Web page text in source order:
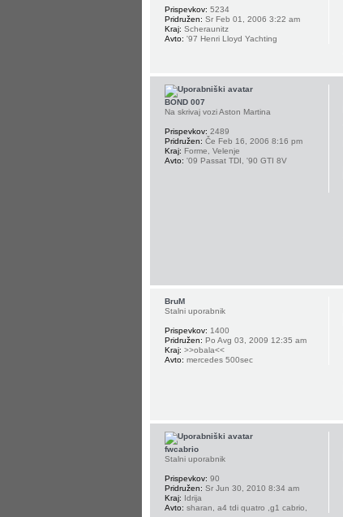
Prispevkov: 5234
Pridružen: Sr Feb 01, 2006 3:22 am
Kraj: Scheraunitz
Avto: '97 Henri Lloyd Yachting
BOND 007
Na skrivaj vozi Aston Martina
Prispevkov: 2489
Pridružen: Če Feb 16, 2006 8:16 pm
Kraj: Forme, Velenje
Avto: '09 Passat TDI, '90 GTI 8V
BruM
Stalni uporabnik
Prispevkov: 1400
Pridružen: Po Avg 03, 2009 12:35 am
Kraj: >>obala<<
Avto: mercedes 500sec
fwcabrio
Stalni uporabnik
Prispevkov: 90
Pridružen: Sr Jun 30, 2010 8:34 am
Kraj: Idrija
Avto: sharan, a4 tdi quatro ,g1 cabrio,